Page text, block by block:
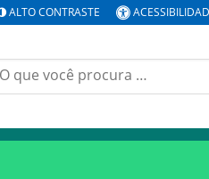
ALTO CONTRASTE